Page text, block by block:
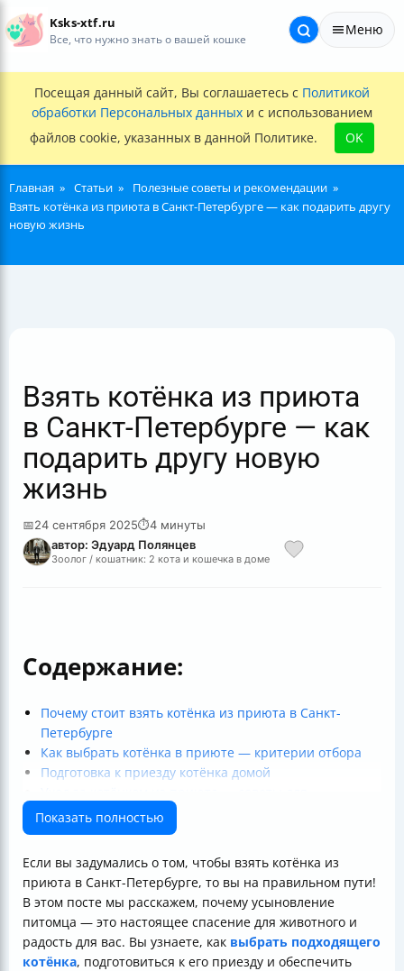
Ksks-xtf.ru
Все, что нужно знать о вашей кошке
Меню
Посещая данный сайт, Вы соглашаетесь с Политикой
обработки Персональных данных и с использованием
файлов cookie, указанных в данной Политике.
OK
Главная Статьи
Полезные советы и рекомендации
Взять котёнка из приюта в Санкт-Петербурге — как подарить другу
новую жизнь
Взять котёнка из приюта
в Санкт-Петербурге — как
подарить другу новую
жизнь
📅24 сентября 2025⏱4 минуты
автор: Эдуард Полянцев
Зоолог / кошатник: 2 кота и кошечка в доме
Содержание:
Почему стоит взять котёнка из приюта в Санкт-
Петербурге
Как выбрать котёнка в приюте — критерии отбора
Подготовка к приезду котёнка домой
комфортной жизни
Истории успеха — вдохновение для вас
усыновление
Медицинские услуги и безопасность животных в
приютах СПб
Заключение
Полезные ссылки
Показать полностью
Если вы задумались о том, чтобы взять котёнка из
приюта в Санкт-Петербурге, то вы на правильном пути!
В этом посте мы расскажем, почему усыновление
питомца — это настоящее спасение для животного и
радость для вас. Вы узнаете, как выбрать подходящего
котёнка, подготовиться к его приезду и обеспечить